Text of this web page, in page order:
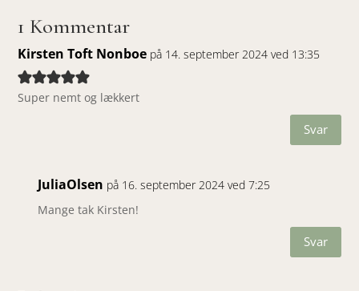
1 Kommentar
Kirsten Toft Nonboe på 14. september 2024 ved 13:35
Super nemt og lækkert
Svar
JuliaOlsen på 16. september 2024 ved 7:25
Mange tak Kirsten!
Svar